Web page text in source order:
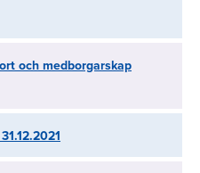
och medborgarskap